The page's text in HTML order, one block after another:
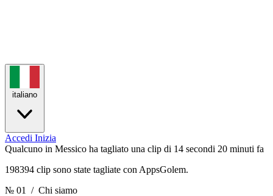
italiano
Accedi Inizia
Qualcuno in Messico ha tagliato una clip di 14 secondi 20 minuti fa
198394 clip sono state tagliate con AppsGolem.
№ 01
/ Chi siamo